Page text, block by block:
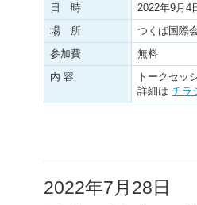
日 時
2022年9月4
場 所
つくば国際
参加費
無料
内 容
トークセッ
詳細は チラ
2022年7月28日